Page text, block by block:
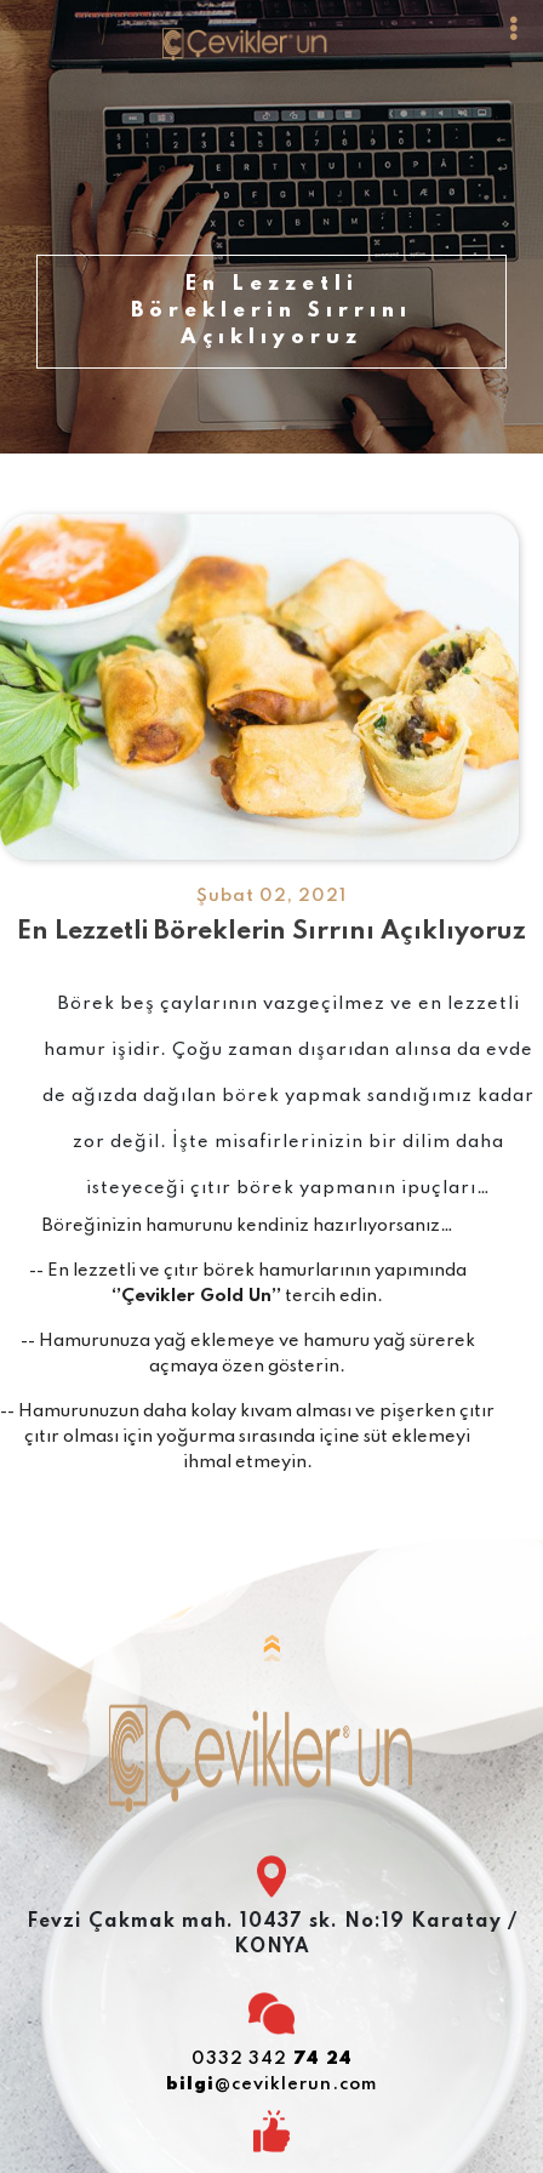
En Lezzetli
Böreklerin Sırrını
Açıklıyoruz
Şubat 02, 2021
En Lezzetli Böreklerin Sırrını Açıklıyoruz
Börek beş çaylarının vazgeçilmez ve en lezzetli
hamur işidir. Çoğu zaman dışarıdan alınsa da evde
de ağızda dağılan börek yapmak sandığımız kadar
zor değil. İşte misafirlerinizin bir dilim daha
isteyeceği çıtır börek yapmanın ipuçları…
Böreğinizin hamurunu kendiniz hazırlıyorsanız…
-- En lezzetli ve çıtır börek hamurlarının yapımında
‘’Çevikler Gold Un’’ tercih edin.
-- Hamurunuza yağ eklemeye ve hamuru yağ sürerek
açmaya özen gösterin.
-- Hamurunuzun daha kolay kıvam alması ve pişerken çıtır
çıtır olması için yoğurma sırasında içine süt eklemeyi
ihmal etmeyin.
Fevzi Çakmak mah. 10437 sk. No:19 Karatay /
KONYA
0332 342 74 24
bilgi @ceviklerun.com